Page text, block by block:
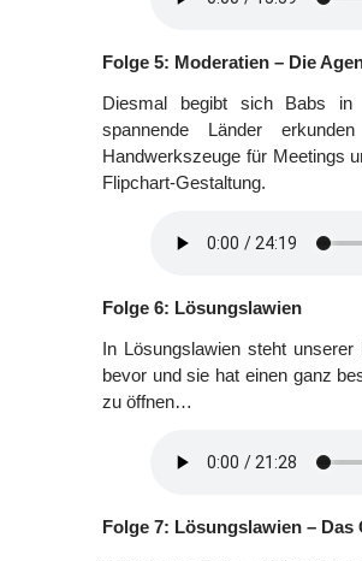
Folge 5: Moderatien – Die
Diesmal begibt sich Babs in
spannende Länder
Handwerkszeuge für Meetings
Flipchart-Gestaltung.
Folge 6: Lösungslawien
In Lösungslawien steht
bevor und sie hat einen ganz
zu öffnen…
Folge 7: Lösungslawien –